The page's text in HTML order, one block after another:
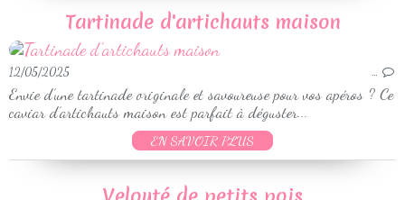
Tartinade d'artichauts maison
12/05/2025 …
Envie d’une tartinade originale et savoureuse pour vos apéros ? Ce
caviar d’artichauts maison est parfait à déguster...
EN SAVOIR PLUS